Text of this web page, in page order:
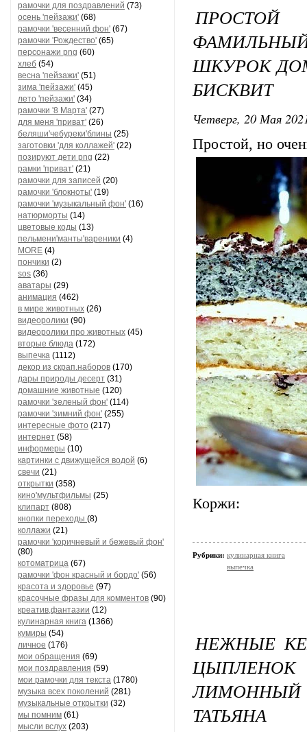
рамочки для поздравлений (73)
осень 'пейзажи' (68)
рамочки 'весенний фон' (67)
рамочки 'Рождество' (65)
персонажи png (60)
хлеб (54)
весна 'пейзажи' (51)
зима 'пейзажи' (45)
лето 'пейзажи' (34)
рамочки '8 Марта' (27)
для меня 'приват' (26)
беляши'чебуреки'блины (25)
заготовки 'для коллажей' (22)
позируют дети png (22)
рамки 'приват' (21)
рамочки для записей (20)
рамочки 'блокноты' (19)
рамочки 'музыкальный фон' (16)
натюрморты (14)
цветовые коды (13)
пельмени'манты'вареники (4)
MORE (4)
пончики (2)
sos (36)
аватары (29)
анимация (462)
в мире животных (26)
видеоролики (90)
видеоролики про животных (45)
вторые блюда (172)
выпечка (1112)
декор из скрап.наборов (170)
дары природы десерт (31)
домашние животные (120)
рамочки 'зеленый фон' (114)
рамочки 'зимний фон' (255)
интересные фото (217)
интернет (58)
информеры (10)
картинки с движущейся водой (6)
свечи (21)
открытки (358)
кино'мультфильмы (25)
клипарт (808)
кнопки переходы (8)
коллажи (21)
рамочки 'коричневый и бежевый фон'
(80)
котоматрица (67)
рамочки 'фон красный и бордо' (56)
красота и здоровье (97)
красочные фразы для комментов (90)
креатив,фантазии (12)
кулинарная книга (1366)
кумиры (54)
личное (176)
мои обращения (69)
мои поздравления (59)
мои рамочки для текста (1780)
музыка всех поколений (281)
музыкальные открытки (32)
мы помним (61)
мысли вслух (203)
ШКУРОК
БИСКВИТ
Четверг, 20 Мая
Простой, но
Коржи:
Рубрики: кулинарная книга
выпечка
НЕЖНЫЕ
ЛИМОННЫЙ
ТАТЬЯНА